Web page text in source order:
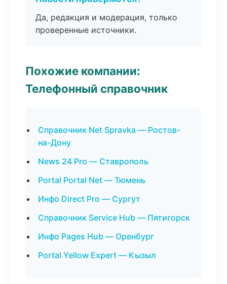
Да, редакция и модерация, только
проверенные источники.
Похожие компании:
Телефонный справочник
Справочник Net Spravka — Ростов-
на-Дону
News 24 Pro — Ставрополь
Portal Portal Net — Тюмень
Инфо Direct Pro — Сургут
Справочник Service Hub — Пятигорск
Инфо Pages Hub — Оренбург
Portal Yellow Expert — Кызыл